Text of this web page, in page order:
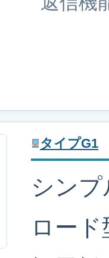
タイプG1
シン
ロー